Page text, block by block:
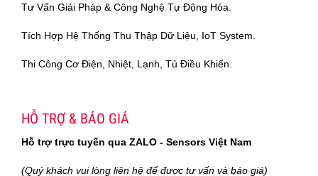
Tư Vấn Giải Pháp & Công Nghệ Tự Động Hóa.
Tích Hợp Hệ Thống Thu Thập Dữ Liệu, IoT System.
Thi Công Cơ Điện, Nhiệt, Lạnh, Tủ Điều Khiển.
HỖ TRỢ & BÁO GIÁ
Hỗ trợ trực tuyến qua ZALO - Sensors Việt Nam
(Quý khách vui lòng liên hệ để được tư vấn và báo giá)